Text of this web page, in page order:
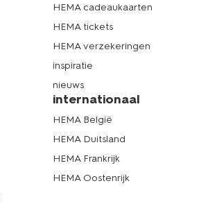
HEMA cadeaukaarten
HEMA tickets
HEMA verzekeringen
inspiratie
nieuws
internationaal
HEMA België
HEMA Duitsland
HEMA Frankrijk
HEMA Oostenrijk